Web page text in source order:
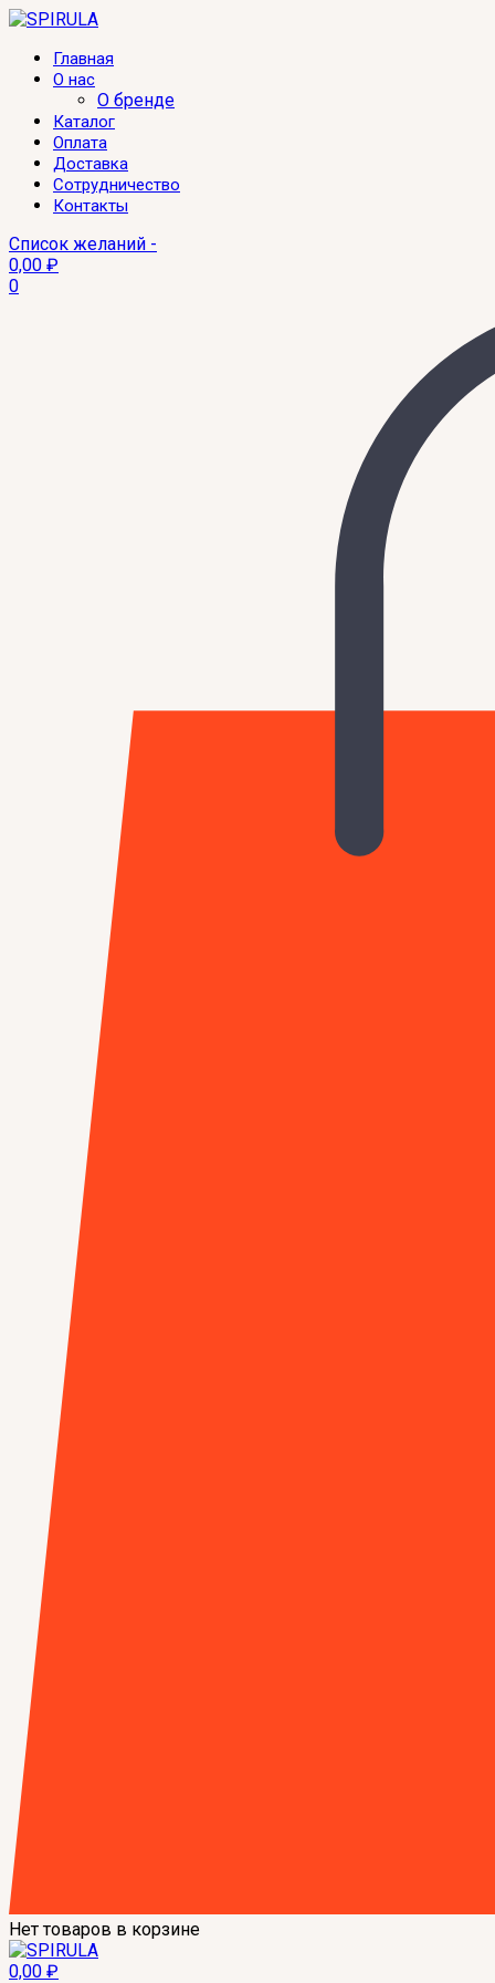
Главная
О нас
О бренде
Каталог
Оплата
Доставка
Сотрудничество
Контакты
Список желаний -
0,00 ₽
0
Нет товаров в корзине
0,00 ₽